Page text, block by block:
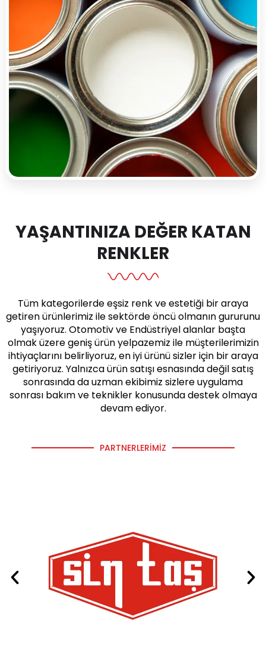
YAŞANTINIZA DEĞER KATAN
RENKLER
Tüm kategorilerde eşsiz renk ve estetiği bir araya
getiren ürünlerimiz ile sektörde öncü olmanın gururunu
yaşıyoruz. Otomotiv ve Endüstriyel alanlar başta
olmak üzere geniş ürün yelpazemiz ile müşterilerimizin
ihtiyaçlarını belirliyoruz, en iyi ürünü sizler için bir araya
getiriyoruz. Yalnızca ürün satışı esnasında değil satış
sonrasında da uzman ekibimiz sizlere uygulama
sonrası bakım ve teknikler konusunda destek olmaya
devam ediyor.
PARTNERLERIMIZ